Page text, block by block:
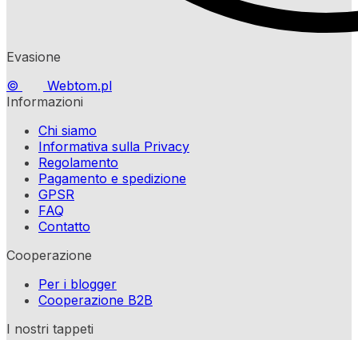
Evasione
©
Webtom.pl
Informazioni
Chi siamo
Informativa sulla Privacy
Regolamento
Pagamento e spedizione
GPSR
FAQ
Contatto
Cooperazione
Per i blogger
Cooperazione B2B
I nostri tappeti